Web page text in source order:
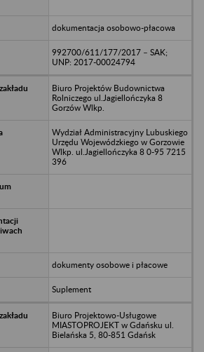
dokumentacja osobowo-płacowa
992700/611/177/2017 – SAK;
UNP: 2017-00024794
Biuro Projektów Budownictwa
Rolniczego ul.Jagiellończyka 8
Gorzów Wlkp.
Wydział Administracyjny Lubuskiego
Urzędu Wojewódzkiego w Gorzowie
Wlkp. ul.Jagiellończyka 8 0-95 7215
396
dokumenty osobowe i płacowe
Suplement
Biuro Projektowo-Usługowe
MIASTOPROJEKT w Gdańsku ul.
Bielańska 5, 80-851 Gdańsk